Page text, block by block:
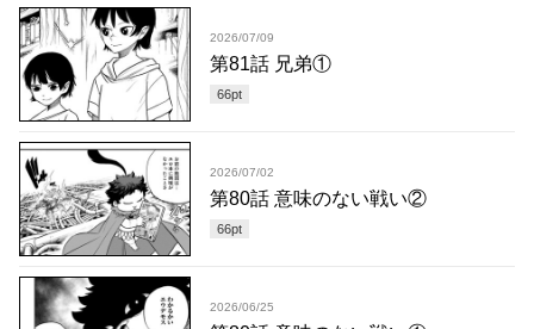
2026/07/09
第81話 兄弟①
66pt
2026/07/02
第80話 意味のない戦い②
66pt
2026/06/25